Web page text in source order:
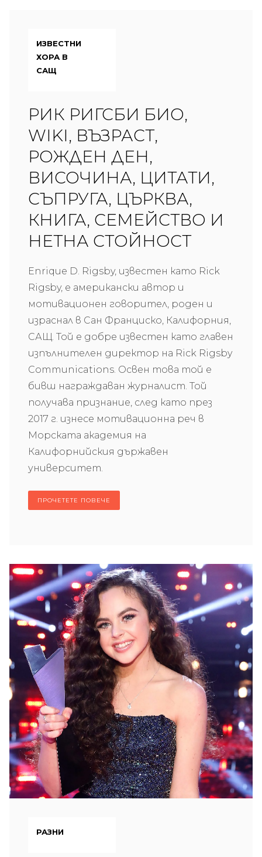
ИЗВЕСТНИ
ХОРА В
САЩ
РИК РИГСБИ БИО,
WIKI, ВЪЗРАСТ,
РОЖДЕН ДЕН,
ВИСОЧИНА, ЦИТАТИ,
СЪПРУГА, ЦЪРКВА,
КНИГА, СЕМЕЙСТВО И
НЕТНА СТОЙНОСТ
Enrique D. Rigsby, известен като Rick
Rigsby, е американски автор и
мотивационен говорител, роден и
израснал в Сан Франциско, Калифорния,
САЩ. Той е добре известен като главен
изпълнителен директор на Rick Rigsby
Communications. Освен това той е
бивш награждаван журналист. Той
получава признание, след като през
2017 г. изнесе мотивационна реч в
Морската академия на
Калифорнийския държавен
университет.
ПРОЧЕТЕТЕ ПОВЕЧЕ
РАЗНИ